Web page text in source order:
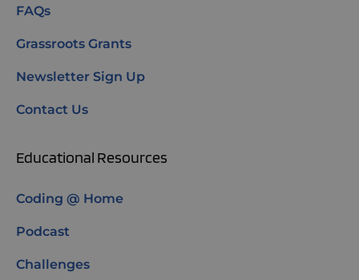
FAQs
Grassroots Grants
Newsletter Sign Up
Contact Us
Educational Resources
Coding @ Home
Podcast
Challenges